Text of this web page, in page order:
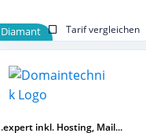
Diamant Tarif vergleichen
.expert inkl. Hosting, Mail...